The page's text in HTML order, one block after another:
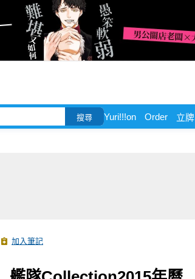
搜尋 Yuri!!!on Order 立牌
加入筆記